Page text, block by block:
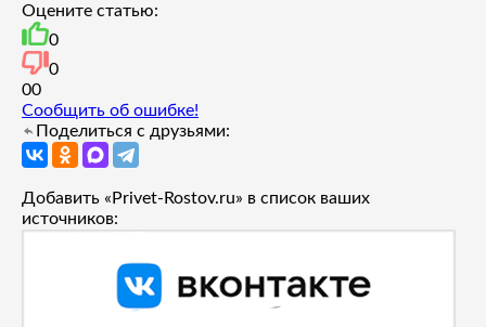
Оцените статью:
0
0
00
Сообщить об ошибке!
Поделиться с друзьями:
Добавить «Privet-Rostov.ru» в список ваших
источников: